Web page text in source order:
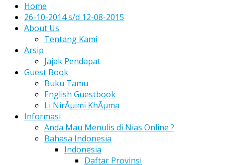
Home
26-10-2014 s/d 12-08-2015
About Us
Tentang Kami
Arsip
Jajak Pendapat
Guest Book
Buku Tamu
English Guestbook
Li NirÃµimi KhÃµma
Informasi
Anda Mau Menulis di Nias Online ?
Bahasa Indonesia
Indonesia
Daftar Provinsi